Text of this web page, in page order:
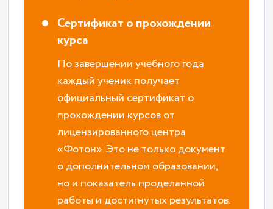
Сертификат о прохождении
курса
По завершении учебного года
каждый ученик получает
официальный сертификат о
прохождении курсов от
лицензированного центра
«Фотон». Это не только документ
о дополнительном образовании,
но и показатель проделанной
работы и достигнутых результатов.